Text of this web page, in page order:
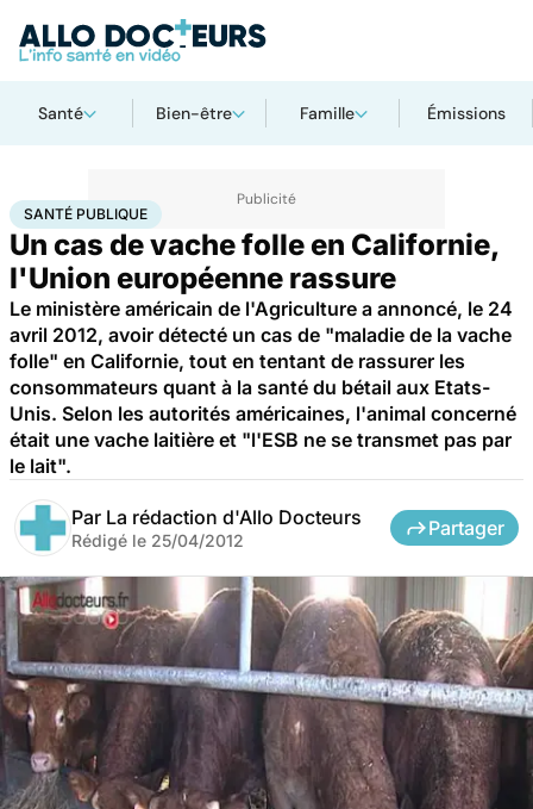
Santé Bien-être Famille Émissions
AccueilSantéMaladies Maladies raresSanté publique
SANTÉ PUBLIQUE
Un cas de vache folle en Californie,
l'Union européenne rassure
Le ministère américain de l'Agriculture a annoncé, le 24
avril 2012, avoir détecté un cas de "maladie de la vache
folle" en Californie, tout en tentant de rassurer les
consommateurs quant à la santé du bétail aux Etats-
Unis. Selon les autorités américaines, l'animal concerné
était une vache laitière et "l'ESB ne se transmet pas par
le lait".
Par La rédaction d'Allo Docteurs
Rédigé le 25/04/2012
Partager